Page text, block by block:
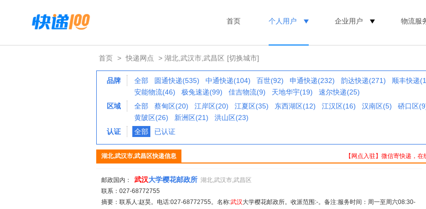
首页 个人用户 企业用户 物流服
首页 > 快递网点 > 湖北,武汉市,武昌区 [切换城市]
品牌 全部 圆通快递(535) 中通快递(104) 百世(92) 申通快递(232) 韵达快递(271) 顺丰快递
安能物流(46)
极兔速递(99) 佳吉物流(9) 天地华宇(19)
速尔快递(25)
区域
全部 蔡甸区(20) 江岸区(20) 江夏区(35) 东西湖区(12) 江汉区(16) 汉南区(5) 硚口区
黄陂区(26)
新洲区(21)
洪山区(23)
认证
全部 已认证
【网点入驻】微信寄快递，
湖北,武汉市,武昌区快递信息
邮政国内： 武汉大学樱花邮政所 湖北,武汉市,武昌区
联系：027-68772755
摘要：联系人:赵昊。电话:027-68772755。名称:武汉大学樱花邮政所。收派范围:-。备注:服务时间：周一至周六08:30-